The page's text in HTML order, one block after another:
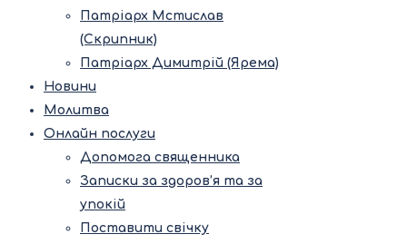
Патріарх Мстислав
(Скрипник)
Патріарх Димитрій (Ярема)
Новини
Молитва
Онлайн послуги
Допомога священника
Записки за здоров’я та за
упокій
Поставити свічку